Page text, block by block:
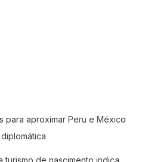
para aproximar Peru e México